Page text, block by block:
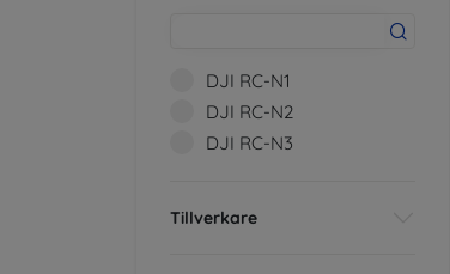
DJI RC-N1
DJI RC-N2
DJI RC-N3
Tillverkare